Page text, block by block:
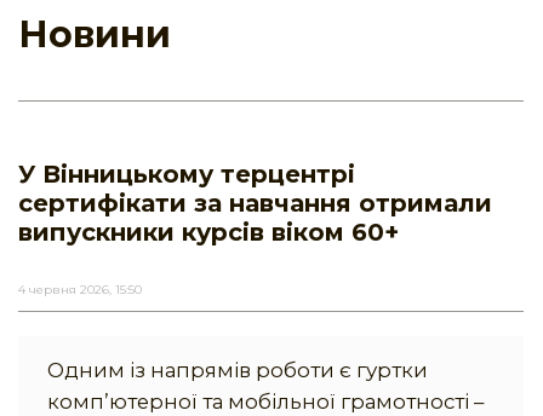
Новини
У Вінницькому терцентрі
сертифікати за навчання отримали
випускники курсів віком 60+
4 червня 2026, 15:50
Одним із напрямів роботи є гуртки
комп’ютерної та мобільної грамотності –